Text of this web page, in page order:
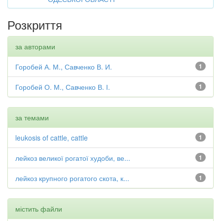
Розкриття
за авторами
1
Горобей А. М., Савченко В. И.
1
Горобей О. М., Савченко В. І.
за темами
1
leukosis of cattle, cattle
1
лейкоз великої рогатої худоби, ве...
1
лейкоз крупного рогатого скота, к...
містить файли